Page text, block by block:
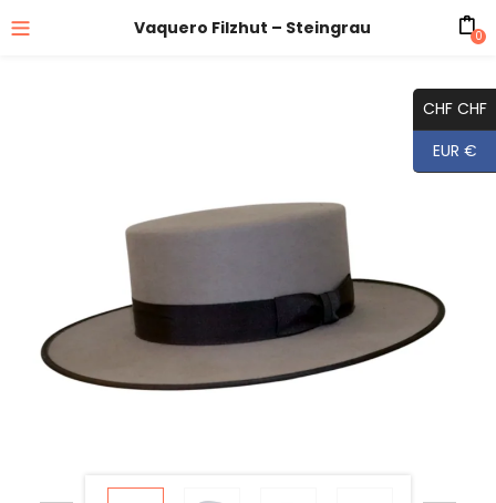
Vaquero Filzhut – Steingrau 0
CHF CHF
EUR €